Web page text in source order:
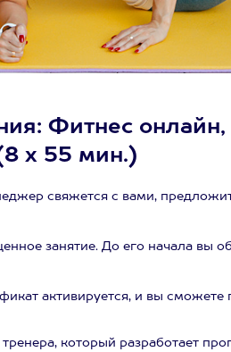
Фитнес
х 55 мин.)
свяжется с вами,
занятие. До его начала вы
активируется, и вы сможете
который разработает